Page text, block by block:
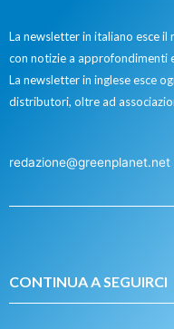
La newsletter in italiano esce
con notizie a approfondimenti
La newsletter in inglese esce
distributori, oltre ad
redazione@greenplanet.net
CONTINUA A SEGUIRCI